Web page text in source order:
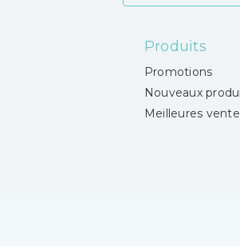
Produits
Promotions
Nouveaux
Meilleures